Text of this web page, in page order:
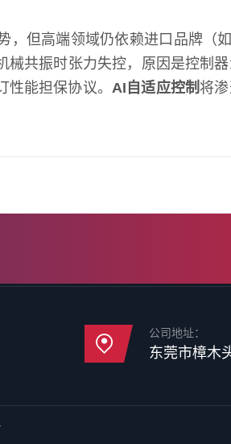
，但高端领域仍依赖进口品牌（如
械共振时张力失控，原因是控
性能担保协议。AI自适应控制将
公司地址：
东莞市樟木